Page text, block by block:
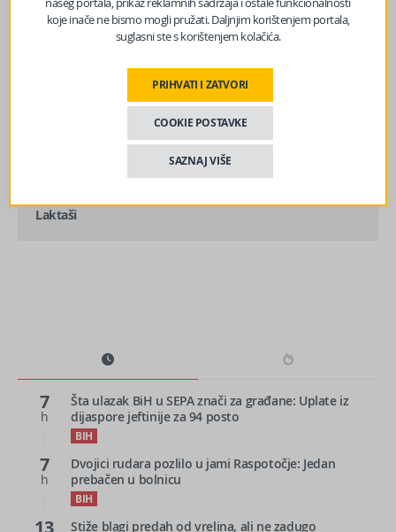
Nova vizija za NATO? Meloni i Erdogan iznenadili
Laktaši
7
h
Šta ulazak BiH u SEPA znači za građane: Uplate iz
dijaspore jeftinije za 94 posto
BIH
7
h
Dvojici rudara pozlilo u jami Raspotočje: Jedan
prebačen u bolnicu
BIH
13 Stiže blagi predah od vrelina, ali ne zadugo
koje inače ne bismo mogli pružati. Daljnjim korištenjem portala,
suglasni ste s korištenjem kolačića.
PRIHVATI I ZATVORI
COOKIE POSTAVKE
SAZNAJ VIŠE